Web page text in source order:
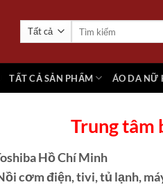
TẤT CẢ SẢN PHẨM ÁO DA NỮ
Trung tâm
Hồ Chí Minh
cơm điện, tivi, tủ lạnh,